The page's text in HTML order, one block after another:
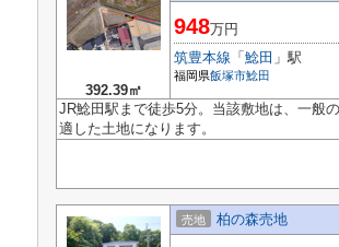
392.39㎡
948万円
筑豊本線 「 鯰田 」駅
福岡県飯塚市鯰田
JR鯰田駅まで徒歩5分。当該敷地は、一般
適した土地になります。
売地 柏の森売地